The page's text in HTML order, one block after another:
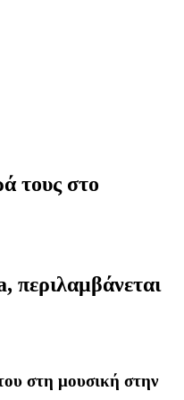
τους στο
περιλαμβάνεται
στη μουσική στην